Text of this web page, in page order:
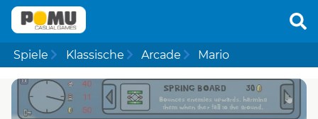
Spiele Klassische Arcade Mario